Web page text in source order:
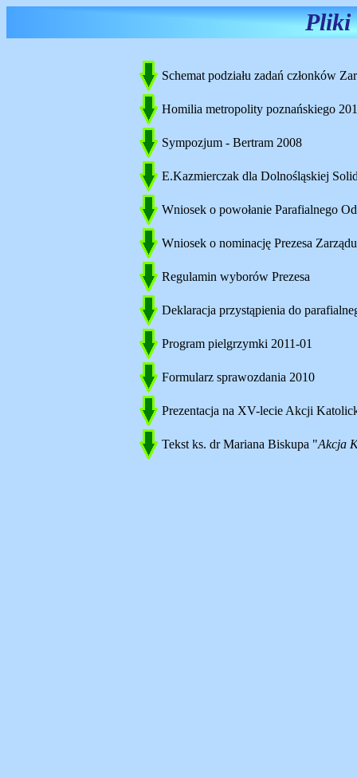
Pliki
Schemat podziału zadań członków
Homilia metropolity poznańskiego
Sympozjum - Bertram 2008
E.Kazmierczak dla Dolnośląskiej
Wniosek o powołanie Parafialnego
Wniosek o nominację Prezesa
Regulamin wyborów Prezesa
Deklaracja przystąpienia do
Program pielgrzymki 2011-01
Formularz sprawozdania 2010
Prezentacja na XV-lecie Akcji
Tekst ks. dr Mariana Biskupa "Akcja